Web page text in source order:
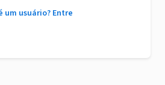
um usuário? Entre